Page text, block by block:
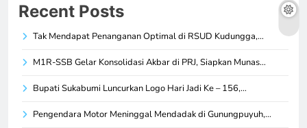
Recent Posts
Tak Mendapat Penanganan Optimal di RSUD Kudungga,…
M1R-SSB Gelar Konsolidasi Akbar di PRJ, Siapkan Munas…
Bupati Sukabumi Luncurkan Logo Hari Jadi Ke – 156,…
Pengendara Motor Meninggal Mendadak di Gunungpuyuh,…